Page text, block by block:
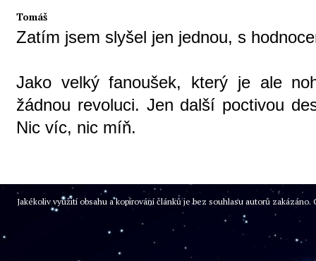
Tomáš
Zatím jsem slyšel jen jednou, s
Jako velký fanoušek, který je ale
žádnou revoluci. Jen další poctivou
Nic víc, nic míň.
Jakékoliv využití obsahu a kopírování článků je bez souhlasu autorů